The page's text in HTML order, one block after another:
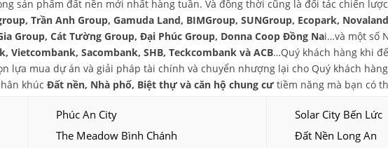
sản phẩm đất nền mới nhất hàng tuần. Và đồng thời cũng là đối tác chiến
Trần Anh Group, Gamuda Land, BIMGroup, SUNGroup, Ecopark,
Group, Cát Tường Group, Đại Phúc Group, Donna Coop Đồng Nai…và một số
Vietcombank, Sacombank, SHB, Teckcombank và ACB…Quý khách hàng khi
lựa mua dự án và giải pháp tài chính và chuyển nhượng lại cho Quý khách
khúc Đất nền, Nhà phố, Biệt thự và căn hộ chung cưtiềm năng mà bạn có
Phúc An City
The Meadow Bình Chánh
Solar City Bến Lức
Đất Nền Long An